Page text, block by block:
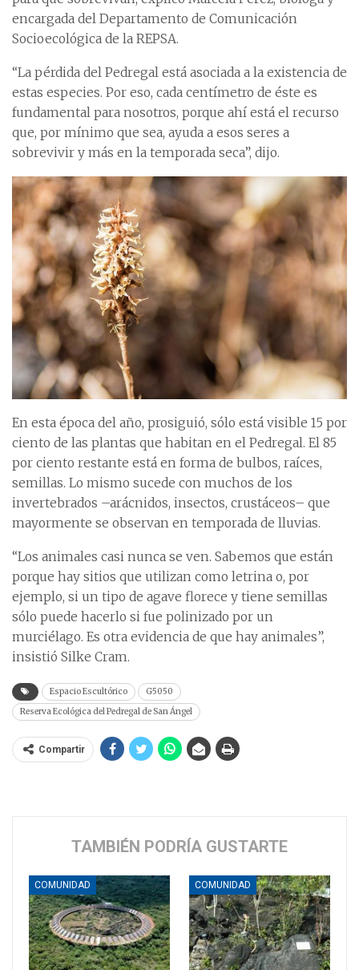
encargada del Departamento de Comunicación
Socioecológica de la REPSA.
“La pérdida del Pedregal está asociada a la existencia de
estas especies. Por eso, cada centímetro de éste es
fundamental para nosotros, porque ahí está el recurso
que, por mínimo que sea, ayuda a esos seres a
sobrevivir y más en la temporada seca”, dijo.
En esta época del año, prosiguió, sólo está visible 15 por
ciento de las plantas que habitan en el Pedregal. El 85
por ciento restante está en forma de bulbos, raíces,
semillas. Lo mismo sucede con muchos de los
invertebrados –arácnidos, insectos, crustáceos– que
mayormente se observan en temporada de lluvias.
“Los animales casi nunca se ven. Sabemos que están
porque hay sitios que utilizan como letrina o, por
ejemplo, si un tipo de agave florece y tiene semillas
sólo puede hacerlo si fue polinizado por un
murciélago. Es otra evidencia de que hay animales”,
insistió Silke Cram.
Espacio Escultórico
G5050
Reserva Ecológica del Pedregal de San Ángel
Compartir
TAMBIÉN PODRÍA GUSTARTE
COMUNIDAD COMUNIDAD